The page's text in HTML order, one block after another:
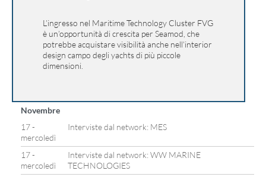
L’ingresso nel Maritime Technology Cluster FVG
è un’opportunità di crescita per Seamod, che
potrebbe acquistare visibilità anche nell’interior
design campo degli yachts di più piccole
dimensioni.
Novembre
17 -
mercoledì
Interviste dal network: MES
17 -
mercoledì
Interviste dal network: WW MARINE
TECHNOLOGIES